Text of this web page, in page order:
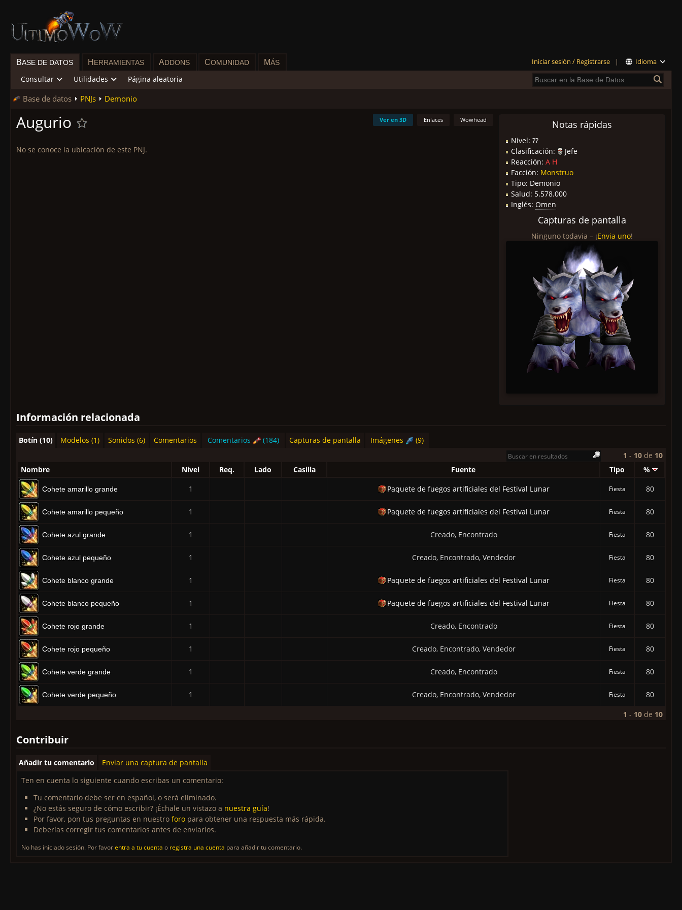
Iniciar sesión / Registrarse | Idioma
BASE DE DATOS H ERRAMIENTAS ADDONS COMUNIDAD MÁS
Consultar Utilidades Página aleatoria
Base de datos PNJs Demonio
Notas rápidas
Nivel: ??
Clasificación:
Jefe
Reacción: A H
Facción: Monstruo
Tipo: Demonio
Salud: 5.578.000
Inglés: Omen
Capturas de pantalla
Ninguno todavia – ¡Envia uno!
Wowhead
Enlaces
Ver en 3D
Augurio
No se conoce la ubicación de este PNJ.
Información relacionada
Botín (10) Modelos (1) Sonidos (6) Comentarios Comentarios (184) Capturas de pantalla Imágenes
(9)
1 - 10 de 10
Nombre
Nivel Req. Lado Casilla Fuente Tipo %
Cohete amarillo grande 1 Paquete de fuegos artificiales del Festival Lunar Fiesta 80
Cohete amarillo pequeño 1 Paquete de fuegos artificiales del Festival Lunar Fiesta 80
Cohete azul grande 1 Creado, Encontrado Fiesta 80
Cohete azul pequeño 1 Creado, Encontrado, Vendedor Fiesta 80
Cohete blanco grande 1 Paquete de fuegos artificiales del Festival Lunar Fiesta 80
Cohete blanco pequeño 1 Paquete de fuegos artificiales del Festival Lunar Fiesta 80
Cohete rojo grande 1 Creado, Encontrado Fiesta 80
Cohete rojo pequeño 1 Creado, Encontrado, Vendedor Fiesta 80
Cohete verde grande 1 Creado, Encontrado Fiesta 80
Cohete verde pequeño 1 Creado, Encontrado, Vendedor Fiesta 80
1 - 10 de 10
Contribuir
Añadir tu comentario
Enviar una captura de pantalla
Ten en cuenta lo siguiente cuando escribas un comentario:
Tu comentario debe ser en español, o será eliminado.
¿No estás seguro de cómo escribir? ¡Échale un vistazo a nuestra guía!
Por favor, pon tus preguntas en nuestro foro para obtener una respuesta más rápida.
Deberías corregir tus comentarios antes de enviarlos.
No has iniciado sesión. Por favorentra a tu cuenta o registra una cuenta para añadir tu comentario.